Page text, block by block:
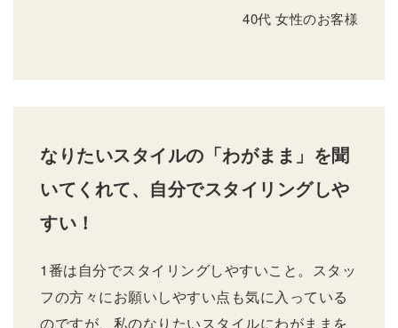
40代 女性のお客様
なりたいスタイルの「わがまま」を聞
いてくれて、自分でスタイリングしや
すい！
1番は自分でスタイリングしやすいこと。スタッ
フの方々にお願いしやすい点も気に入っている
のですが、私のなりたいスタイルにわがままを